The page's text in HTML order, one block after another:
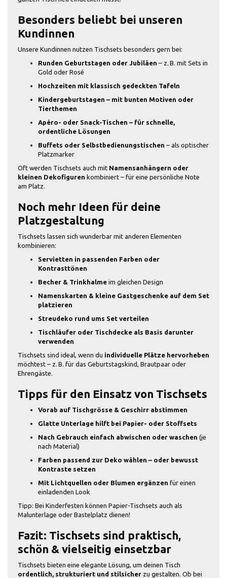
Besonders beliebt bei unseren
Kundinnen
Unsere Kundinnen nutzen Tischsets besonders gern bei:
Runden Geburtstagen oder Jubiläen – z. B. mit Sets in
Gold oder Rosé
Hochzeiten mit klassisch gedeckten Tafeln
Kindergeburtstagen – mit bunten Motiven oder
Tierthemen
Apéro- oder Snack-Tischen – für schnelle,
ordentliche Lösungen
Buffets oder Selbstbedienungstischen – als optischer
Platzmarker
Oft werden Tischsets auch mit Namensanhängern oder
kleinen Dekofiguren kombiniert – für eine persönliche Note
am Platz.
Noch mehr Ideen für deine
Platzgestaltung
Tischsets lassen sich wunderbar mit anderen Elementen
kombinieren:
Servietten in passenden Farben oder
Kontrasttönen
Becher & Trinkhalme im gleichen Design
Namenskarten & kleine Gastgeschenke auf dem Set
platzieren
Streudeko rund ums Set verteilen
Tischläufer oder Tischdecke als Basis darunter
verwenden
Tischsets sind ideal, wenn du individuelle Plätze hervorheben
möchtest – z. B. für das Geburtstagskind, Brautpaar oder
Ehrengäste.
Tipps für den Einsatz von Tischsets
Vorab auf Tischgrösse & Geschirr abstimmen
Glatte Unterlage hilft bei Papier- oder Stoffsets
Nach Gebrauch einfach abwischen oder waschen (je
nach Material)
Farben passend zur Deko wählen – oder bewusst
Kontraste setzen
Mit Lichtquellen oder Blumen ergänzen für einen
einladenden Look
Tipp: Bei Kinderfesten können Papier-Tischsets auch als
Malunterlage oder Bastelplatz dienen!
Fazit: Tischsets sind praktisch,
schön & vielseitig einsetzbar
Tischsets bieten eine elegante Lösung, um deinen Tisch
ordentlich, strukturiert und stilsicher zu gestalten. Ob bei